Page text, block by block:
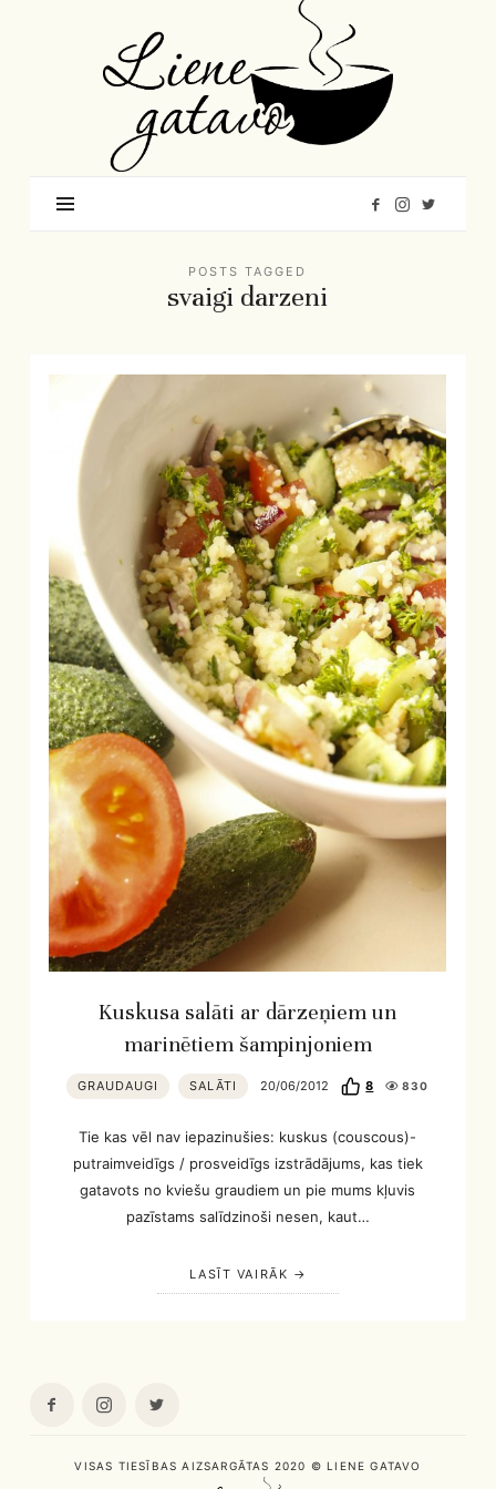
Gatavo
–
Mana
garšu
pasaule
POSTS TAGGED
svaigi darzeni
Kuskusa salāti ar dārzeņiem un
marinētiem šampinjoniem
GRAUDAUGI SALĀTI 20/06/2012 8 830
Tie kas vēl nav iepazinušies: kuskus (couscous)-
putraimveidīgs / prosveidīgs izstrādājums, kas tiek
gatavots no kviešu graudiem un pie mums kļuvis
pazīstams salīdzinoši nesen, kaut…
LASĪT VAIRĀK
VISAS TIESĪBAS AIZSARGĀTAS 2020 © LIENE GATAVO